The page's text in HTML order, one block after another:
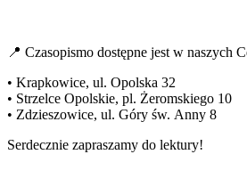
📍 Czasopismo dostępne jest w naszych
• Krapkowice, ul. Opolska 32
• Strzelce Opolskie, pl. Żeromskiego 10
• Zdzieszowice, ul. Góry św. Anny 8
Serdecznie zapraszamy do lektury!